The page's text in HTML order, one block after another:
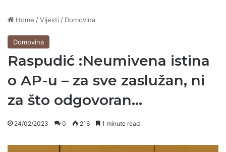
Home /Vijesti / Domovina
Domovina
Raspudić :Neumivena istina
o AP-u – za sve zaslužan, ni
za što odgovoran…
24/02/2023 0 216 1 minute read